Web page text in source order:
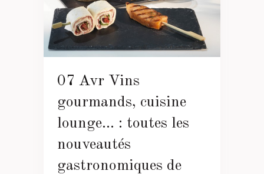
07 Avr Vins
gourmands, cuisine
lounge… : toutes les
nouveautés
gastronomiques de